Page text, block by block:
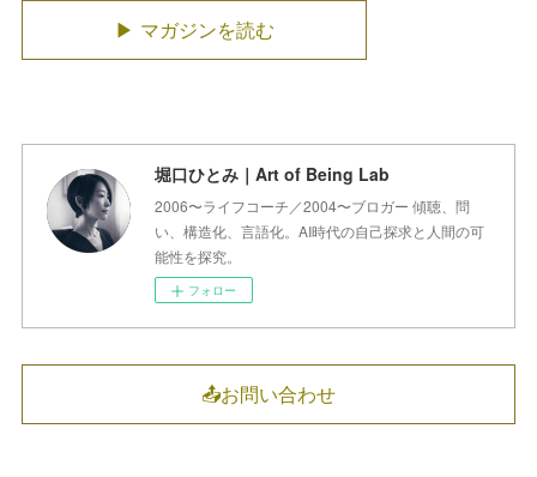
▶ マガジンを読む
堀口ひとみ｜Art of Being Lab
2006〜ライフコーチ／2004〜ブロガー 傾聴、問
い、構造化、言語化。AI時代の自己探求と人間の可
能性を探究。
フォロー
📤お問い合わせ